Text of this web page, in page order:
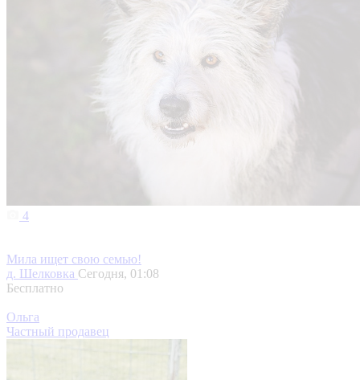
4
Мила ищет свою семью!
д. Шелковка Сегодня, 01:08
Бесплатно
Ольга
Частный продавец